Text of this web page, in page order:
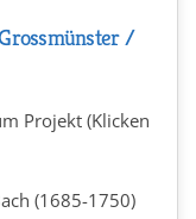
/
Projekt (Klicken
(1685-1750)